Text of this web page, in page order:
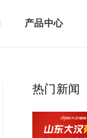
产品中心
热门新闻